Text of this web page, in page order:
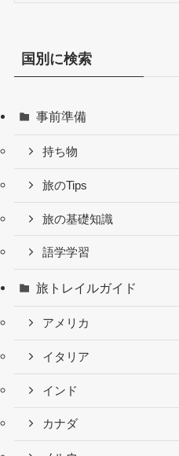
国別に検索
事前準備
持ち物
旅のTips
旅の基礎知識
語学学習
旅トレイルガイド
アメリカ
イタリア
インド
カナダ